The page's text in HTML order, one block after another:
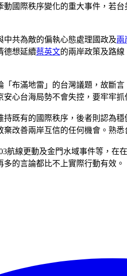
國際秩序變化的重大事件，若
共為敵的偏執心態處理國政及兩
德想延續蔡英文的兩岸政策及路
布滿地雷」的台灣議題，故斷
心台海局勢不會失控，要牢牢抓
既有的國際秩序，後者則認為
改善兩岸互信的任何機會。熟
線更動及金門水域事件等，在
的言論都比不上實際行動有效。